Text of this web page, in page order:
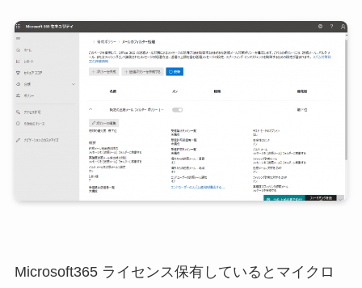
Microsoft365 ライセンス保有しているとマイクロ